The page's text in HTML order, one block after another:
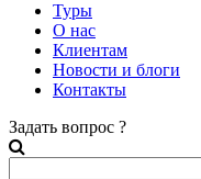
Туры
О нас
Клиентам
Новости и блоги
Контакты
Задать вопрос ?